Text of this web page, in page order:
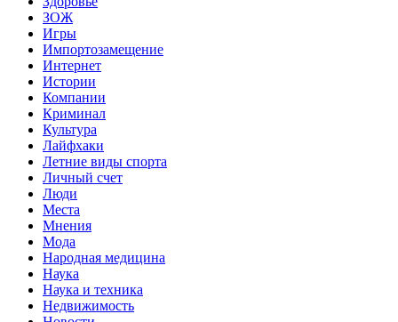
ЗОЖ
Игры
Импортозамещение
Интернет
Истории
Компании
Криминал
Культура
Лайфхаки
Летние виды спорта
Личный счет
Люди
Места
Мнения
Мода
Народная медицина
Наука
Наука и техника
Недвижимость